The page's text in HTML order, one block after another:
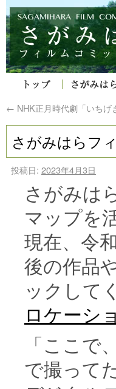
← NHK正月時代劇「いちげ
さがみはらフ
投稿日: 2023年4月3日
さがみは
マップを
現在、令
後の作品
ックして
ロケーシ
「ここで
で撮って